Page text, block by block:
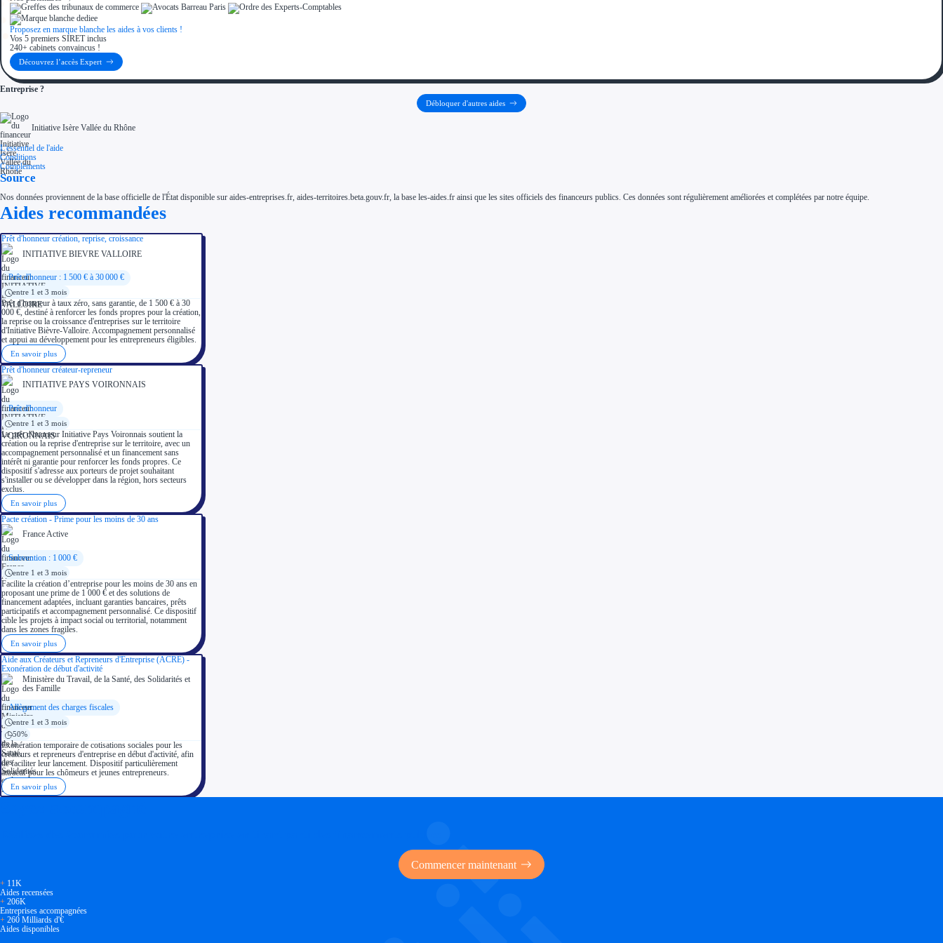
Proposez en marque blanche les aides à vos clients !
Vos 5 premiers SIRET inclus
240+ cabinets convaincus !
Découvrez l’accès Expert
Entreprise ?
Débloquer d'autres aides
Initiative Isère Vallée du Rhône
L'essentiel de l'aide
Conditions
Compléments
Source
Nos données proviennent de la base officielle de l'État disponible sur aides-entreprises.fr, aides-territoires.beta.gouv.fr, la base les-aides.fr ainsi que les sites officiels des financeurs publics. Ces données sont régulièrement améliorées et complétées par notre équipe.
Aides recommandées
Prêt d'honneur création, reprise, croissance
INITIATIVE BIEVRE VALLOIRE
Prêt d'honneur : 1 500 € à 30 000 €
entre 1 et 3 mois
Prêt d'honneur à taux zéro, sans garantie, de 1 500 € à 30
000 €, destiné à renforcer les fonds propres pour la création,
la reprise ou la croissance d'entreprises sur le territoire
d'Initiative Bièvre-Valloire. Accompagnement personnalisé
et appui au développement pour les entrepreneurs éligibles.
En savoir plus
Prêt d'honneur créateur-repreneur
INITIATIVE PAYS VOIRONNAIS
Prêt d'honneur
entre 1 et 3 mois
Le prêt d'honneur Initiative Pays Voironnais soutient la
création ou la reprise d'entreprise sur le territoire, avec un
accompagnement personnalisé et un financement sans
intérêt ni garantie pour renforcer les fonds propres. Ce
dispositif s'adresse aux porteurs de projet souhaitant
s'installer ou se développer dans la région, hors secteurs
exclus.
En savoir plus
Pacte création - Prime pour les moins de 30 ans
France Active
Subvention : 1 000 €
entre 1 et 3 mois
Facilite la création d’entreprise pour les moins de 30 ans en
proposant une prime de 1 000 € et des solutions de
financement adaptées, incluant garanties bancaires, prêts
participatifs et accompagnement personnalisé. Ce dispositif
cible les projets à impact social ou territorial, notamment
dans les zones fragiles.
En savoir plus
Aide aux Créateurs et Repreneurs d'Entreprise (ACRE) -
Exonération de début d'activité
Ministère du Travail, de la Santé, des Solidarités et
des Famille
Allègement des charges fiscales
entre 1 et 3 mois
50%
Exonération temporaire de cotisations sociales pour les
créateurs et repreneurs d'entreprise en début d'activité, afin
de faciliter leur lancement. Dispositif particulièrement
attractif pour les chômeurs et jeunes entrepreneurs.
En savoir plus
Commencer maintenant
+ 11K
Aides recensées
+ 206K
Entreprises accompagnées
+ 260 Milliards d'€
Aides disponibles